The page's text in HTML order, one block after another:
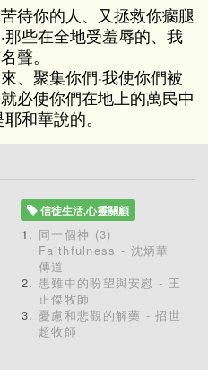
待你的人、又拯救你瘸腿
那些在全地受羞辱的、我
聲。
、聚集你們‧我使你們被
必使你們在地上的萬民中
和華說的。
信徒生活,心靈關顧
同一個神 (3)
Faithfulness - 沈炳華
傳道
患難中的盼望與安慰 - 王
正傑牧師
憂慮和悲觀的解藥 - 招世
超牧師